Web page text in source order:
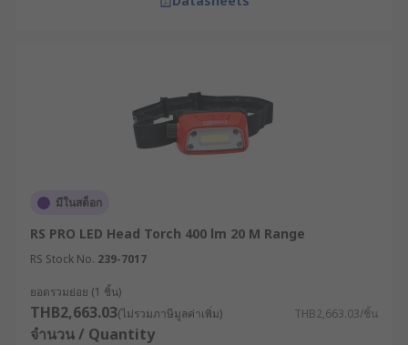
สม่ำเสมอและใช้พลังงานต่ำ
ไฟฉายกันระเบิดแบบคาดหัว (Explosion-Proof
Headlamp) : เหมาะสำหรับงานในพื้นที่เสี่ยง เช่น
โหมดลำแสงของไฟฉายคาด
หัว
หน้าไฟคาดหัวอย่างดีมักมาพร้อมโหมดการส่องสว่าง
หลากหลาย เพื่อให้เหมาะกับสถานการณ์ต่าง ๆ ได้แก่
มีในสต็อก
RS PRO LED Head Torch 400 lm 20 M Range
RS Stock No. 239-7017
ยอดรวมย่อย (1 ชิ้น)
THB2,663.03(ไม่รวมภาษีมูลค่าเพิ่ม) THB2,663.03/ชิ้น
จำนวน / Quantity